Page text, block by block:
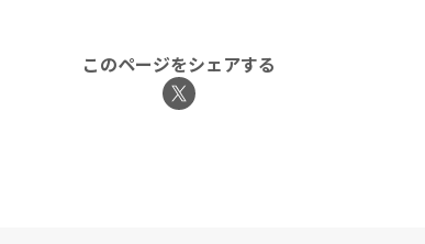
このページをシェアする